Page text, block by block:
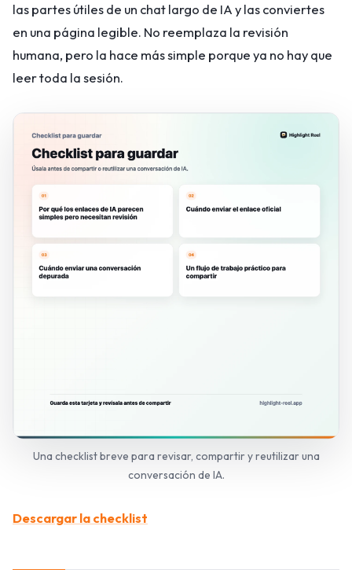
las partes útiles de un chat largo de IA y las conviertes
en una página legible. No reemplaza la revisión
humana, pero la hace más simple porque ya no hay que
leer toda la sesión.
Una checklist breve para revisar, compartir y reutilizar una
conversación de IA.
Descargar la checklist